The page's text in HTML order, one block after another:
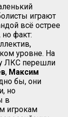
играют
всё острее
факт:
уровне. На
ЛКС перешли
, Максим
бы, они
но
в
игрокам